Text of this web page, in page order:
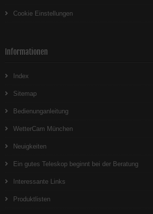
Cookie Einstellungen
Informationen
Index
Sitemap
Bedienunganleitung
WetterCam München
Neuigkeiten
Ein gutes Teleskop beginnt bei der Beratung
Interessante Links
Produktlisten